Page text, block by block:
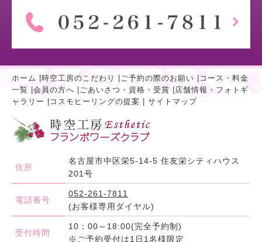
ホーム 時空工房のこだわり ご予約の際のお願い
コース・料金
一覧
会員の方へ ごあいさつ・資格・受賞
店舗情報・フォトギ
ャラリー
コスモヒーリングの提案 サイトマップ
住所
名古屋市中区栄5-14-5 住友栄シティハウス
201号
電話番号
052-261-7811
(お客様専用ダイヤル)
受付時間
10：00～18:00(完全予約制)
※ご予約受付は1日1名様限定